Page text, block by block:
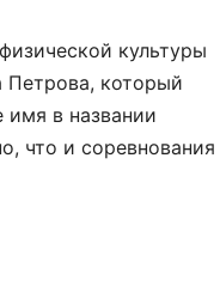
культуры
Петрова, который
имя в названии
что и соревнования